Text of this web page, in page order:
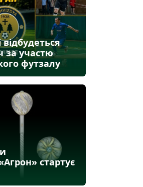
за участю
футзалу
стартує